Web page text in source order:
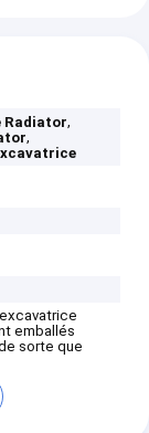
Radiator,
,
emballés
sorte que